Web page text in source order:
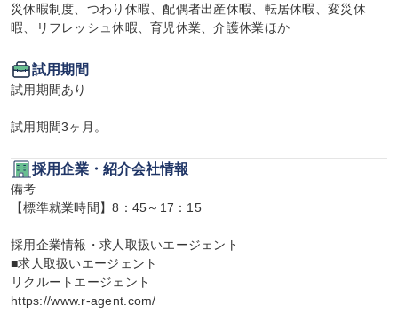
災休暇制度、つわり休暇、配偶者出産休暇、転居休暇、変災休
暇、リフレッシュ休暇、育児休業、介護休業ほか
試用期間
試用期間あり
試用期間3ヶ月。
採用企業・紹介会社情報
備考
【標準就業時間】8：45～17：15
採用企業情報・求人取扱いエージェント
■求人取扱いエージェント
リクルートエージェント
https://www.r-agent.com/